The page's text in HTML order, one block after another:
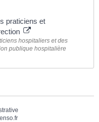
praticiens et
hospitaliers et des
publique hospitalière